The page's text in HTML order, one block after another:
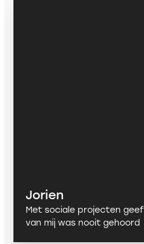
Jorien
Met sociale projecten
van mij was nooit gehoord